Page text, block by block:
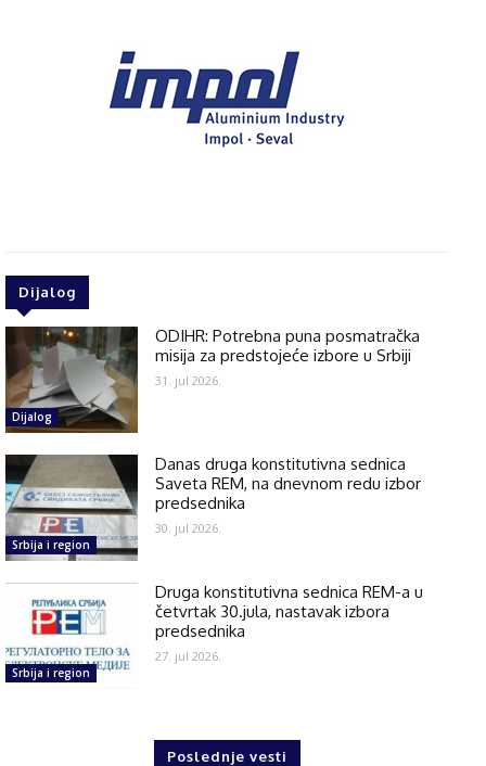
Dijalog
Dijalog
ODIHR: Potrebna puna posmatračka
misija za predstojeće izbore u Srbiji
31. jul 2026.
Srbija i region
Danas druga konstitutivna sednica
Saveta REM, na dnevnom redu izbor
predsednika
30. jul 2026.
Srbija i region
Druga konstitutivna sednica REM-a u
četvrtak 30.jula, nastavak izbora
predsednika
27. jul 2026.
Poslednje vesti